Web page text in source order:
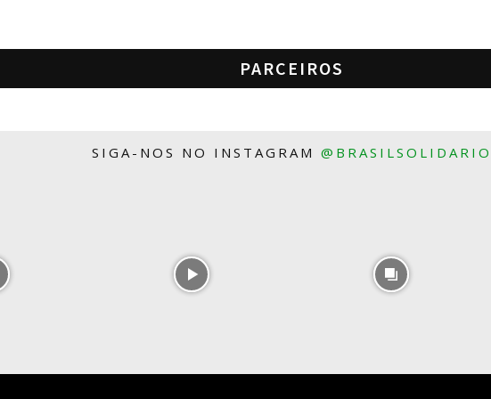
PARCEIROS
SIGA-NOS NO INSTAGRAM @BRASILSOLIDARIO